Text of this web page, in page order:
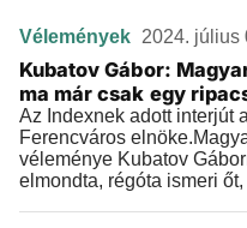
Vélemények 2024. július
Kubatov Gábor:
ma már csak egy
Az Indexnek adott interjút
Ferencváros
véleménye Kubatov
elmondta, régóta ismeri